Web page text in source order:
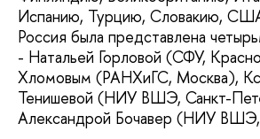
Испанию, Турцию, Словакию,
Россия была представлена
- Натальей Горловой (СФУ,
Хломовым (РАНХиГС, Москва),
Тенишевой (НИУ ВШЭ, Санкт-
Александрой Бочавер (НИУ